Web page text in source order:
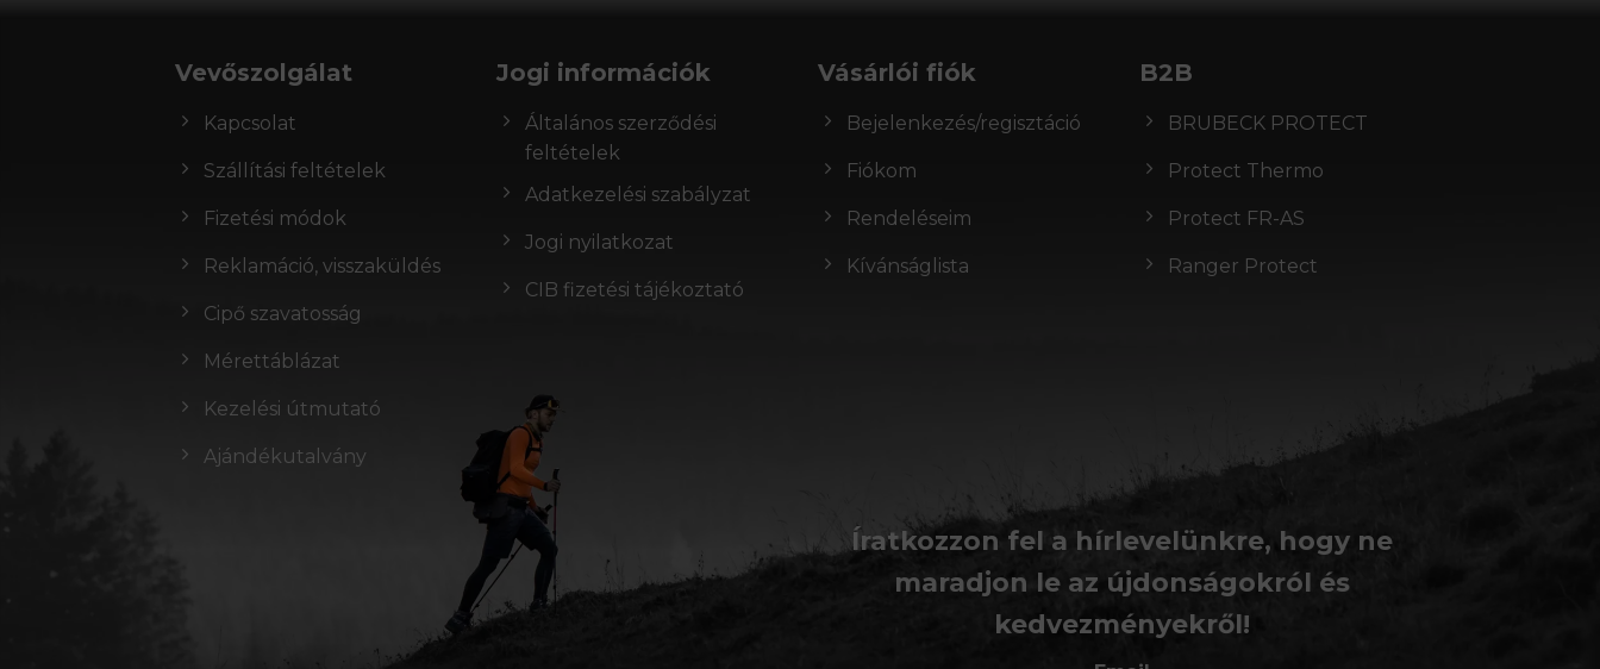
Vevőszolgálat
Kapcsolat
Szállítási feltételek
Fizetési módok
Reklamáció, visszaküldés
Cipő szavatosság
Mérettáblázat
Kezelési útmutató
Ajándékutalvány
Jogi információk
Általános szerződési
feltételek
Adatkezelési szabályzat
Jogi nyilatkozat
CIB fizetési tájékoztató
Vásárlói fiók
Bejelenkezés/regisztáció
Fiókom
Rendeléseim
Kívánságlista
B2B
BRUBECK PROTECT
Protect Thermo
Protect FR-AS
Ranger Protect
Íratkozzon fel a hírlevelünkre, hogy ne
maradjon le az újdonságokról és
kedvezményekről!